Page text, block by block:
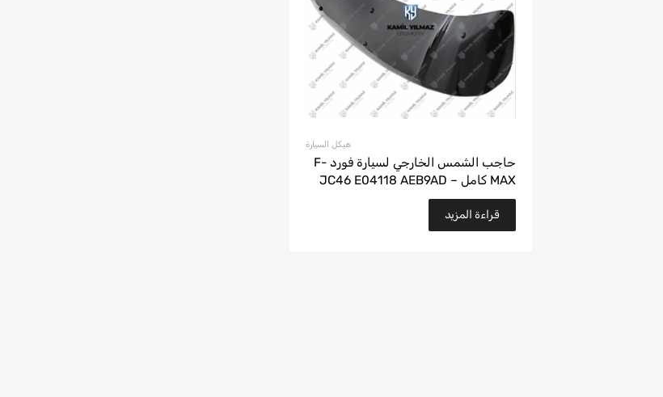
هيكل السيارة
حاجب الشمس الخارجي لسيارة فورد F-
MAX كامل – JC46 E04118 AEB9AD
قراءة المزيد